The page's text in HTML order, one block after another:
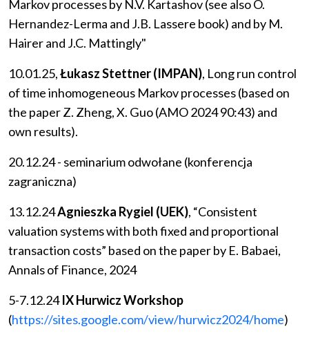
Markov processes by N.V. Kartashov (see also O.
Hernandez-Lerma and J.B. Lassere book) and by M.
Hairer and J.C. Mattingly"
10.01.25,Łukasz Stettner (IMPAN), Long run control
of time inhomogeneous Markov processes (based on
the paper Z. Zheng, X. Guo (AMO 2024 90:43) and
own results).
20.12.24 - seminarium odwołane (konferencja
zagraniczna)
13.12.24Agnieszka Rygiel (UEK), “Consistent
valuation systems with both fixed and proportional
transaction costs” based on the paper by E. Babaei,
Annals of Finance, 2024
5-7.12.24IX Hurwicz Workshop
(https://sites.google.com/view/hurwicz2024/home)